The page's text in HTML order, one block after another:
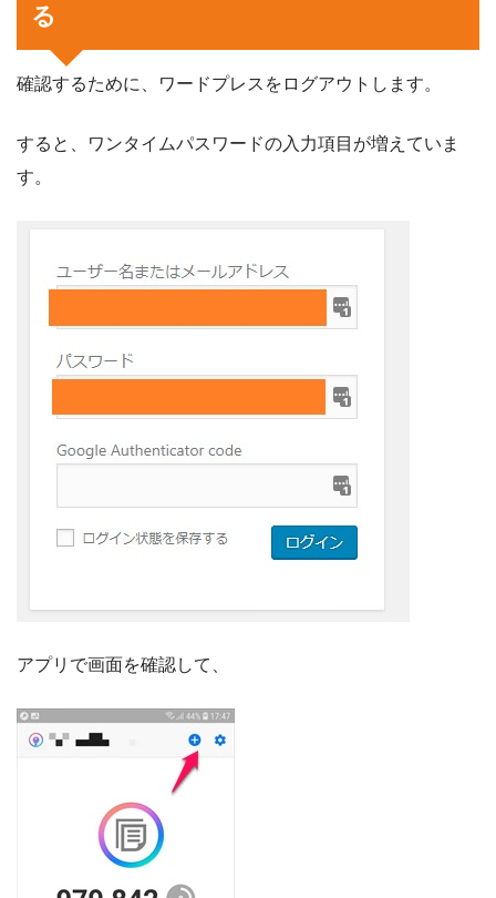
る
確認するために、ワードプレスをログアウトします。
すると、ワンタイムパスワードの入力項目が増えていま
す。
アプリで画面を確認して、